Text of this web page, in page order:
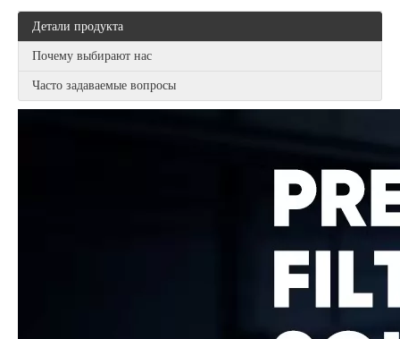
Детали продукта
Почему выбирают нас
Часто задаваемые вопросы